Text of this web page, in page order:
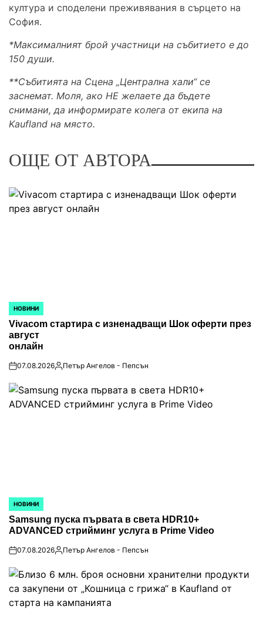
култура и споделени преживявания в сърцето на
София.
*Максималният брой участници на събитието е до
150 души.
**Събитията на Сцена „Централна хали“ се
заснемат. Моля, ако НЕ желаете да бъдете
снимани, да информирате колега от екипа на
Kaufland на място.
ОЩЕ ОТ АВТОРА
POSTED
IN
НОВИНИ
Vivacom стартира с изненадващи Шок оферти през
август
онлайн
on07.08.2026PostedПетър Ангелов - Пепсън
POSTED
IN
НОВИНИ
Samsung пуска първата в света HDR10+
ADVANCED стрийминг услуга в Prime Video
on07.08.2026PostedПетър Ангелов - Пепсън